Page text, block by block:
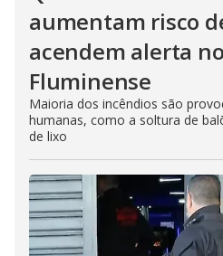
aumentam risco
acendem alerta
Fluminense
Maioria dos incêndios são
humanas, como a soltura de
de lixo